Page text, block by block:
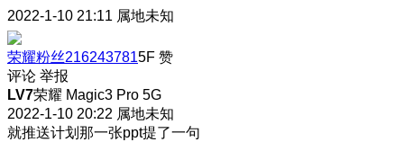
2022-1-10 21:11 属地未知
荣耀粉丝2162437815F 赞
评论 举报
LV7荣耀 Magic3 Pro 5G
2022-1-10 20:22 属地未知
就推送计划那一张ppt提了一句